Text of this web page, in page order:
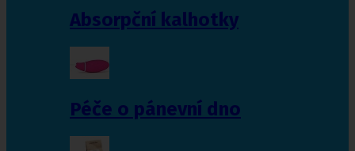
Absorpční kalhotky
Péče o pánevní dno